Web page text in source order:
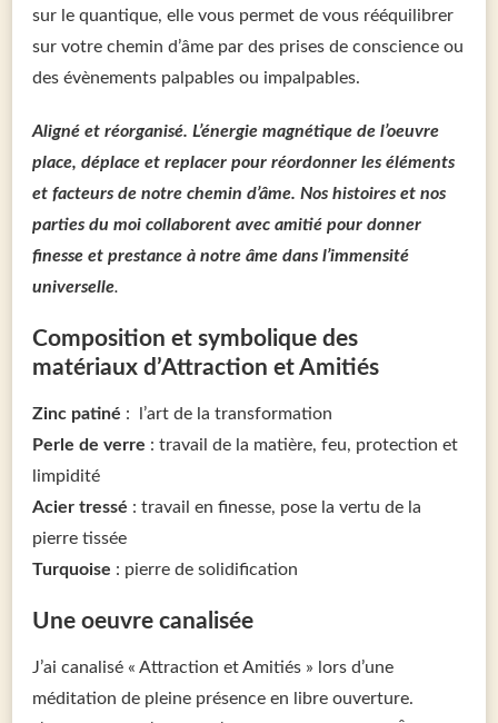
sur le quantique, elle vous permet de vous rééquilibrer
sur votre chemin d’âme par des prises de conscience ou
des évènements palpables ou impalpables.
Aligné et réorganisé. L’énergie magnétique de l’oeuvre
place, déplace et replacer pour réordonner les éléments
et facteurs de notre chemin d’âme. Nos histoires et nos
parties du moi collaborent avec amitié pour donner
finesse et prestance à notre âme dans l’immensité
universelle.
Composition et symbolique des
matériaux d’Attraction et Amitiés
Zinc patiné :
l’art de la transformation
Perle de verre : travail de la matière, feu, protection et
limpidité
Acier tressé : travail en finesse, pose la vertu de la
pierre tissée
Turquoise : pierre de solidification
Une oeuvre canalisée
J’ai canalisé « Attraction et Amitiés » lors d’une
méditation de pleine présence en libre ouverture.